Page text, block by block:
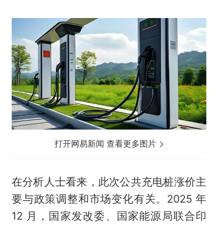
打开网易新闻 查看更多图片
在分析人士看来，此次公共充电桩涨价主
要与政策调整和市场变化有关。2025 年
12 月，国家发改委、国家能源局联合印